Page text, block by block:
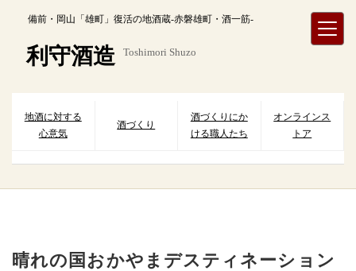
備前・岡山「雄町」復活の地酒蔵-赤磐雄町・酒一筋-
利守酒造 Toshimori Shuzo
地酒に対する
心意気
酒づくり
酒づくりにか
ける職人たち
オンラインス
トア
晴れの国おかやまデスティネーション